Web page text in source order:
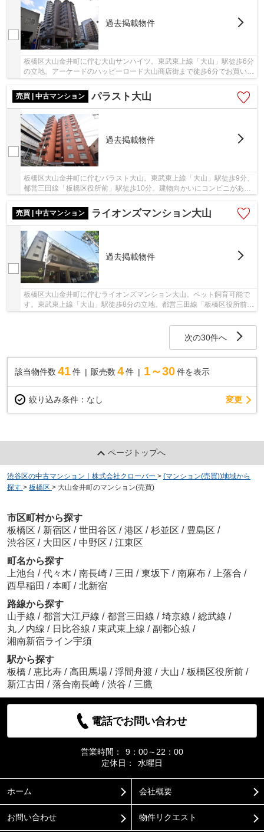
過去掲載物件
板橋区大山金井町に佇む大山サンハイツ。東武東上線「大山」駅徒歩6分
の立地。アーケードのハッピーロード大山商店街まで徒歩6分でお買い物
便利。飲食店も豊富で生活便利です。1982年...
売買 | 中古マンション
パラスト大山
過去掲載物件
板橋区大山金井町に佇むパラスト大山。東武東上線「大山」駅徒歩9分、
都営三田線「板橋区役所前」駅徒歩10分。建物向かいにコンビニがある
売買 | 中古マンション
ライオンズマンション大山
過去掲載物件
板橋区大山金井町に佇むライオンズマンション大山。ペット飼育可能で
す。東武東上線「大山」駅徒歩8分の立地。都営三田線「板橋区役所前」
次の30件へ
該当物件数 41件 販売数 4 件 1～30 件を表示
絞り込み条件： なし 変更
ページトップへ
渋谷区の中古マンション｜株式会社クローバー > (マンション(売買))地域から
探す > 板橋区 > 大山金井町のマンション(売買)
市区町村から探す
板橋区 / 新宿区 / 世田谷区 / 港区 / 杉並区 / 豊島区 /
渋谷区 / 大田区 / 中野区 / 江東区
町名から探す
上池台 / 代々木 / 南長崎 / 三田 / 東坂下 / 南麻布 / 上落合 /
西早稲田 / 本町 / 北新宿
路線から探す
山手線 / 都営大江戸線 / 都営三田線 / 埼京線 / 総武線 /
丸ノ内線 / 日比谷線 / 東武東上線 / 副都心線 /
湘南新宿ライン宇須
駅から探す
板橋 / 恵比寿 / 高田馬場 / 浮間舟渡 / 大山 / 板橋区役所前 /
新江古田 / 落合南長崎 / 渋谷 / 三鷹
電話でお問い合わせ
営業時間：
9：00～22：00
定休日：
水曜日
ホーム 会社概要
お問い合わせ 物件リクエスト